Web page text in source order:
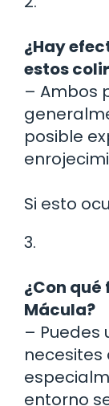
¿Hay
estos
– Ambos
posible
Si esto
3.
¿Con
Mácula?
– Puedes
necesites
entorno